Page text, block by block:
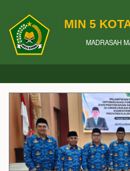
MIN 5
MADRASAH